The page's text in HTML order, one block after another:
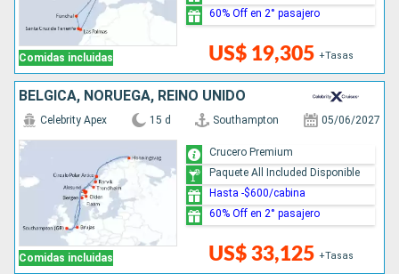
Comidas incluidas US$ 19,305 +Tasas
60% Off en 2° pasajero
BÉLGICA, NORUEGA, REINO UNIDO
Comidas incluidas
Celebrity Apex 15 d Southampton 05/06/2027
US$ 33,125 +Tasas
Crucero Premium
Paquete All Included Disponible
Hasta -$600/cabina
60% Off en 2° pasajero